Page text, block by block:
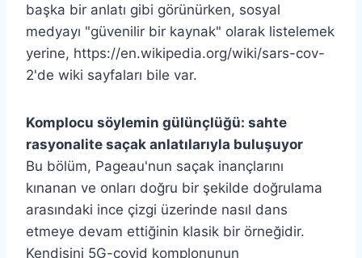
başka bir anlatı gibi görünürken, sosyal
medyayı "güvenilir bir kaynak" olarak listelemek
yerine, https://en.wikipedia.org/wiki/sars-cov-
2'de wiki sayfaları bile var.
Komplocu söylemin gülünçlüğü: sahte
rasyonalite saçak anlatılarıyla buluşuyor
Bu bölüm, Pageau'nun saçak inançlarını
kınanan ve onları doğru bir şekilde doğrulama
arasındaki ince çizgi üzerinde nasıl dans
etmeye devam ettiğinin klasik bir örneğidir.
Kendisini 5G-covid komplonunun